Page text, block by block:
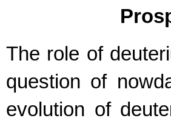
The role of
question of
evolution of